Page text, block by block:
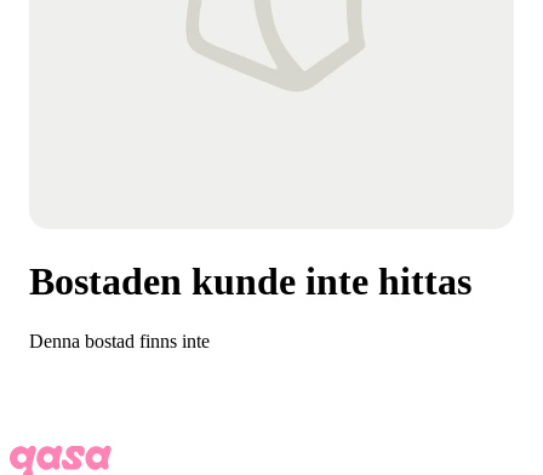
Bostaden kunde inte hittas
Denna bostad finns inte